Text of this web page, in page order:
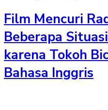
Film Mencuri
Beberapa
karena Tokoh
Bahasa Inggris